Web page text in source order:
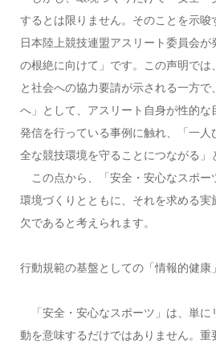
するとは限りません。そのことを示唆
日本陸上競技連盟アスリート委員会
の根絶に向けて」です。この声明では
と社会への協力要請が示される一方
へ」として、アスリート自身が性的な
発信を行っている事例に触れ、「一人
全な競技環境を守ることにつながる」
この点から、「安全・安心なスポー
環境づくりとともに、それを求める実
欠であると考えられます。
行動規範の基盤としての「情報的健康」
「安全・安心なスポーツ」は、単に
動を意味するだけではありません。重